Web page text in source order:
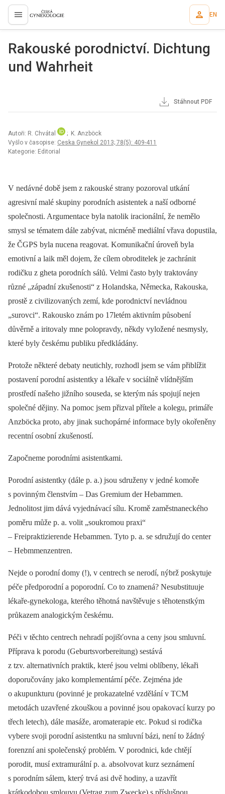
proLékaře.cz EN
Rakouské porodnictví. Dichtung
und Wahrheit
Stáhnout PDF
Autoři: R. Chvátal
; K. Anzböck
Vyšlo v časopise: Ceska Gynekol 2013; 78(5): 409-411
Kategorie: Editorial
V nedávné době jsem z rakouské strany pozoroval utkání
agresivní malé skupiny porodních asistentek a naší odborné
společnosti. Argumentace byla natolik iracionální, že nemělo
smysl se tématem dále zabývat, nicméně mediální vřava dopustila,
že ČGPS byla nucena reagovat. Komunikační úroveň byla
emotivní a laik měl dojem, že cílem obroditelek je zachránit
rodičku z gheta porodních sálů. Velmi často byly traktovány
různé „západní zkušenosti“ z Holandska, Německa, Rakouska,
prostě z civilizovaných zemí, kde porodnictví nevládnou
„surovci“. Rakousko znám po 17letém aktivním působení
důvěrně a iritovaly mne polopravdy, někdy vyložené nesmysly,
které byly českému publiku předkládány.
Protože některé debaty neutichly, rozhodl jsem se vám přiblížit
postavení porodní asistentky a lékaře v sociálně vlídnějším
prostředí našeho jižního souseda, se kterým nás spojují nejen
společné dějiny. Na pomoc jsem přizval přítele a kolegu, primáře
Anzböcka proto, aby jinak suchopárné informace byly okořeněny
recentní osobní zkušeností.
Započneme porodními asistentkami.
Porodní asistentky (dále p. a.) jsou sdruženy v jedné komoře
s povinným členstvím –⁠ Das Gremium der Hebammen.
Jednolitost jim dává vyjednávací sílu. Kromě zaměstnaneckého
poměru může p. a. volit „soukromou praxi“
–⁠ Freipraktizierende Hebammen. Tyto p. a. se sdružují do center
–⁠ Hebmmenzentren.
Nejde o porodní domy (!), v centrech se nerodí, nýbrž poskytuje
péče předporodní a poporodní. Co to znamená? Nesubstituuje
lékaře-gynekologa, kterého těhotná navštěvuje s těhotenstkým
průkazem analogickým českému.
Péči v těchto centrech nehradí pojišťovna a ceny jsou smluvní.
Příprava k porodu (Geburtsvorbereitung) sestává
z tzv. alternativních praktik, které jsou velmi oblíbeny, lékaři
doporučovány jako komplementární péče. Zejména jde
o akupunkturu (povinné je prokazatelné vzdělání v TCM
metodách uzavřené zkouškou a povinné jsou opakovací kurzy po
třech letech), dále masáže, aromaterapie etc. Pokud si rodička
vybere svoji porodní asistentku na smluvní bázi, není to žádný
forenzní ani společenský problém. V porodnici, kde chtějí
porodit, musí extramurální p. a. absolvovat kurz seznámení
s porodním sálem, který trvá asi dvě hodiny, a uzavřít
krátkodobou smlouvu (Vetrag zum Zwecke) s příslušnou